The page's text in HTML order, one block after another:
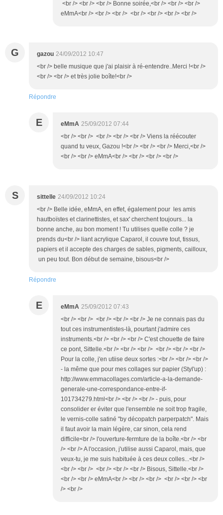
<br /> <br /> <br /> Bonne soirée,<br /> <br /> <br />
eMmA<br /> <br /> <br /> <br /> <br /> <br /> <br />
G gazou 24/09/2012 10:47
<br /> belle musique que j'ai plaisir à ré-entendre..Merci !<br />
<br /> <br /> et très jolie boîte!<br />
Répondre
E eMmA 25/09/2012 07:44
<br /> <br /> <br /> <br /> <br /> Viens la réécouter
quand tu veux, Gazou !<br /> <br /> <br /> Merci,<br />
<br /> <br /> eMmA<br /> <br /> <br /> <br />
S sittelle 24/09/2012 10:24
<br /> Belle idée, eMmA, en effet, également pour les amis
hautboïstes et clarinettistes, et sax' cherchent toujours... la
bonne anche, au bon moment ! Tu utilises quelle colle ? je
prends du<br /> liant acrylique Caparol, il couvre tout, tissus,
papiers et il accepte des charges de sables, pigments, cailloux,
un peu tout. Bon début de semaine, bisous<br />
Répondre
E eMmA 25/09/2012 07:43
<br /> <br /> <br /> <br /> <br /> Je ne connais pas du
tout ces instrumentistes-là, pourtant j'admire ces
instruments.<br /> <br /> <br /> C'est chouette de faire
ce pont, Sittelle.<br /> <br /> <br /> <br /> <br /> <br />
Pour la colle, j'en utiise deux sortes :<br /> <br /> <br />
- la même que pour mes collages sur papier (Styl'up) :
http://www.emmacollages.com/article-a-la-demande-
generale-une-correspondance-entre-if-
101734279.html<br /> <br /> <br /> - puis, pour
consolider er éviter que l'ensemble ne soit trop fragile,
le vernis-colle satiné "by décopatch parperpatch". Mais
il faut avoir la main légère, car sinon, cela rend
difficile<br /> l'ouverture-fermture de la boîte.<br /> <br
/> <br /> A l'occasion, j'utilise aussi Caparol, mais, que
veux-tu, je me suis habituée à ces deux colles...<br />
<br /> <br /> <br /> <br /> <br /> Bisous, Sittelle.<br />
<br /> <br /> eMmA<br /> <br /> <br /> <br /> <br /> <br
/> <br />